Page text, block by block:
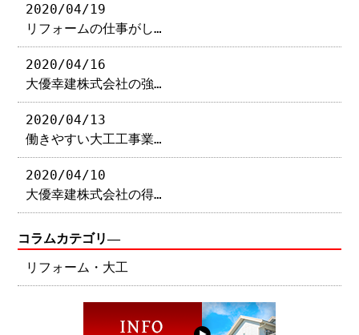
2020/04/19
リフォームの仕事がし…
2020/04/16
大優幸建株式会社の強…
2020/04/13
働きやすい大工工事業…
2020/04/10
大優幸建株式会社の得…
コラムカテゴリ―
リフォーム・大工